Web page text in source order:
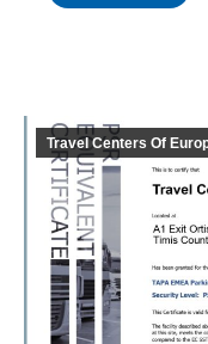
Travel Centers Of